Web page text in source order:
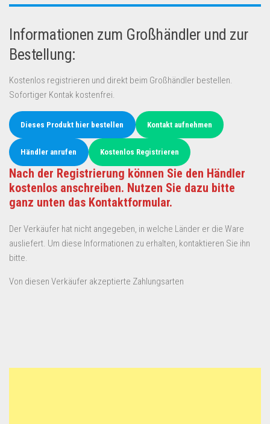
Informationen zum Großhändler und zur
Bestellung:
Kostenlos registrieren und direkt beim Großhändler bestellen.
Sofortiger Kontak kostenfrei.
Dieses Produkt hier bestellen Kontakt aufnehmen
Händler anrufen Kostenlos Registrieren
Nach der Registrierung können Sie den Händler
kostenlos anschreiben. Nutzen Sie dazu bitte
ganz unten das Kontaktformular.
Der Verkäufer hat nicht angegeben, in welche Länder er die Ware
ausliefert. Um diese Informationen zu erhalten, kontaktieren Sie ihn
bitte.
Von diesen Verkäufer akzeptierte Zahlungsarten